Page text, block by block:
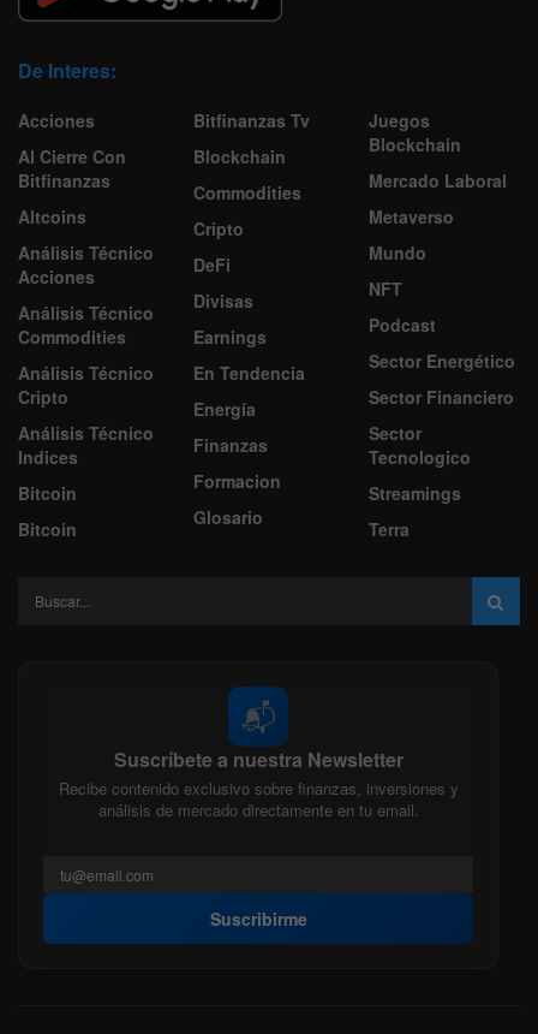
De Interes:
Acciones
Al Cierre Con
Bitfinanzas
Altcoins
Análisis Técnico
Acciones
Análisis Técnico
Commodities
Análisis Técnico
Cripto
Análisis Técnico
Indices
Bitcoin
Bitcoin
Bitfinanzas Tv
Blockchain
Commodities
Cripto
DeFi
Divisas
Earnings
En Tendencia
Energía
Finanzas
Formacion
Glosario
Juegos
Blockchain
Mercado Laboral
Metaverso
Mundo
NFT
Podcast
Sector Energético
Sector Financiero
Sector
Tecnologico
Streamings
Terra
📬
Suscríbete a nuestra Newsletter
Recibe contenido exclusivo sobre finanzas, inversiones y
análisis de mercado directamente en tu email.
Suscribirme